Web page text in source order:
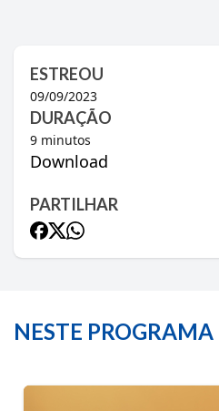
ESTREOU
09/09/2023
DURAÇÃO
9 minutos
Download
PARTILHAR
NESTE PROGRAMA